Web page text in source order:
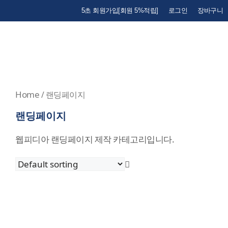
5초 회원가입[회원 5%적립] 로그인 장바구니
Home/ 랜딩페이지
랜딩페이지
웹피디아 랜딩페이지 제작 카테고리입니다.